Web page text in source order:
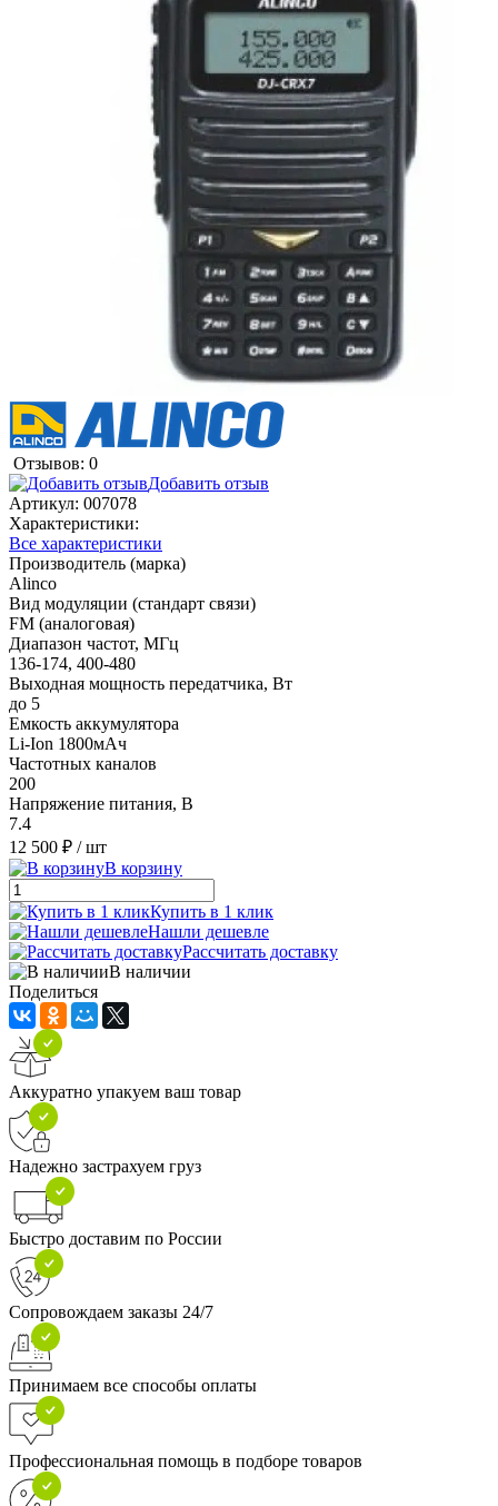
Отзывов: 0
Добавить отзыв
Артикул: 007078
Характеристики:
Все характеристики
Производитель (марка)
Alinco
Вид модуляции (стандарт связи)
FM (аналоговая)
Диапазон частот, МГц
136-174, 400-480
Выходная мощность передатчика, Вт
до 5
Емкость аккумулятора
Li-Ion 1800мАч
Частотных каналов
200
Напряжение питания, В
7.4
12 500 ₽ / шт
В корзину
Купить в 1 клик
Нашли дешевле
Рассчитать доставку
В наличии
Поделиться
Аккуратно упакуем ваш товар
Надежно застрахуем груз
Быстро доставим по России
Сопровождаем заказы 24/7
Принимаем все способы оплаты
Профессиональная помощь в подборе товаров